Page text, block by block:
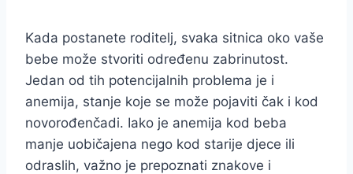
Kada postanete roditelj, svaka sitnica oko vaše
bebe može stvoriti određenu zabrinutost.
Jedan od tih potencijalnih problema je i
anemija, stanje koje se može pojaviti čak i kod
novorođenčadi. Iako je anemija kod beba
manje uobičajena nego kod starije djece ili
odraslih, važno je prepoznati znakove i